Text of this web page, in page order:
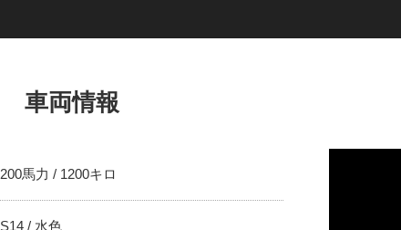
車両情報
200馬力 / 1200キロ
S14 / 水色